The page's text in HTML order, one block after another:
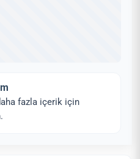
fazla içerik için